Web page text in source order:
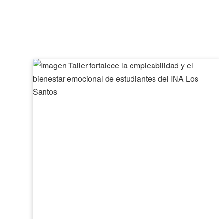
Taller
fortalece
la